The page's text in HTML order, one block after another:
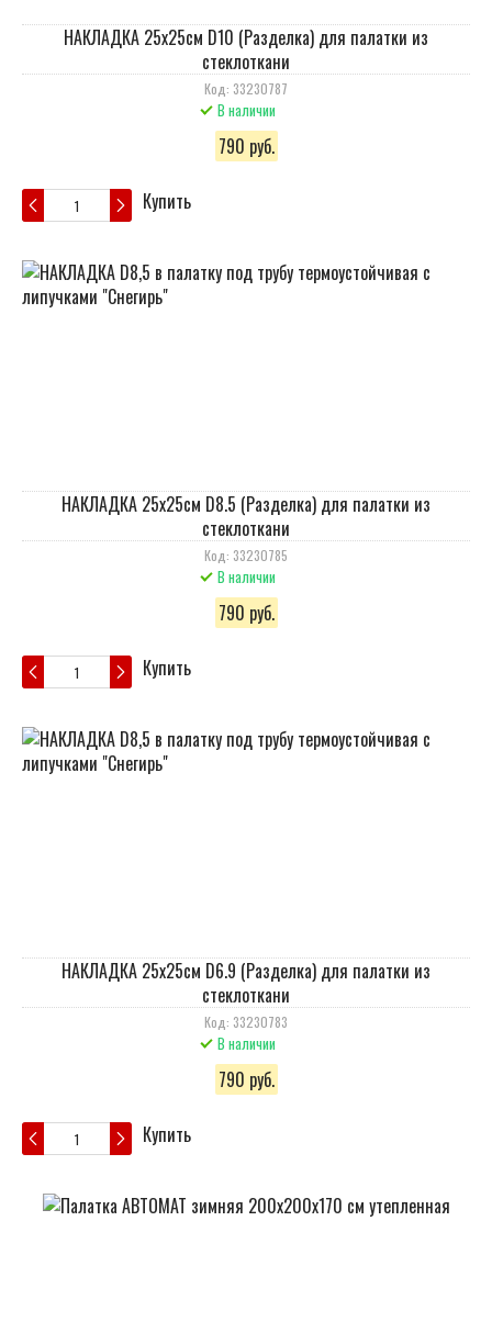
НАКЛАДКА 25х25см D10 (Разделка) для палатки из
стеклоткани
Код: 33230787
В наличии
790 руб.
Купить
НАКЛАДКА 25х25см D8.5 (Разделка) для палатки из
стеклоткани
Код: 33230785
В наличии
790 руб.
Купить
НАКЛАДКА 25х25см D6.9 (Разделка) для палатки из
стеклоткани
Код: 33230783
В наличии
790 руб.
Купить